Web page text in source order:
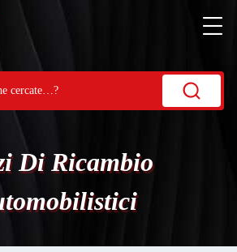
Di Ricambio